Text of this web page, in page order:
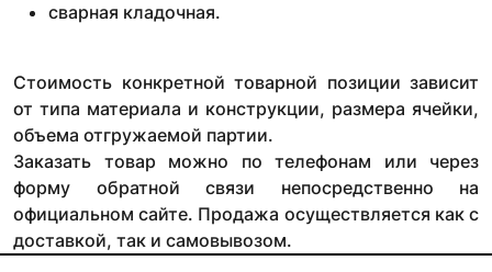
сварная кладочная.
Стоимость конкретной товарной позиции зависит
от типа материала и конструкции, размера ячейки,
объема отгружаемой партии.
Заказать товар можно по телефонам или через
форму обратной связи непосредственно на
официальном сайте. Продажа осуществляется как с
доставкой, так и самовывозом.